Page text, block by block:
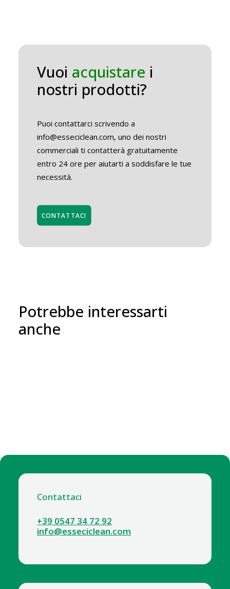
Vuoi acquistare i
nostri prodotti?
Puoi contattarci scrivendo a
info@esseciclean.com, uno dei nostri
commerciali ti contatterà gratuitamente
entro 24 ore per aiutarti a soddisfare le tue
necessità.
CONTATTACI
Potrebbe interessarti
anche
Contattaci
+39 0547 34 72 92
info@esseciclean.com